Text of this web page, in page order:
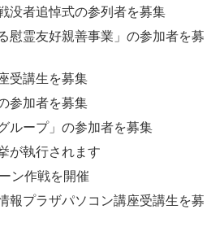
没者追悼式の参列者を募集
慰霊友好親善事業」の参加者を募
受講生を募集
参加者を募集
ループ」の参加者を募集
が執行されます
ン作戦を開催
報プラザパソコン講座受講生を募